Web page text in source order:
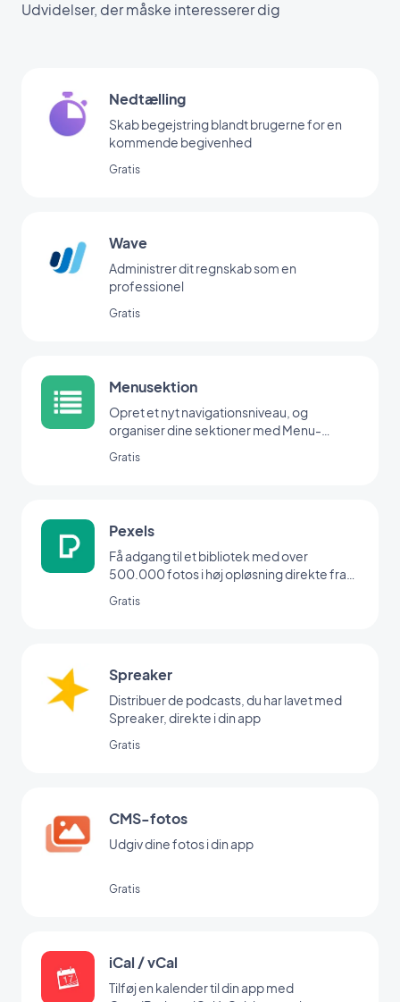
Udvidelser, der måske interesserer dig
Nedtælling
Skab begejstring blandt brugerne for en
kommende begivenhed
Gratis
Wave
Administrer dit regnskab som en
professionel
Gratis
Menusektion
Opret et nyt navigationsniveau, og
organiser dine sektioner med Menu-
Gratis
Pexels
Få adgang til et bibliotek med over
500.000 fotos i høj opløsning direkte fra
Gratis
Spreaker
Distribuer de podcasts, du har lavet med
Spreaker, direkte i din app
Gratis
CMS-fotos
Udgiv dine fotos i din app
Gratis
iCal / vCal
Tilføj en kalender til din app med